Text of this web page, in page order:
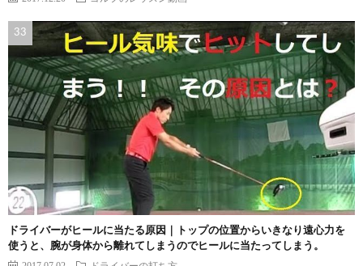
ドライバーがヒールに当たる原因｜トップの位置からいきなり遠心力を
使うと、腕が身体から離れてしまうのでヒールに当たってしまう。